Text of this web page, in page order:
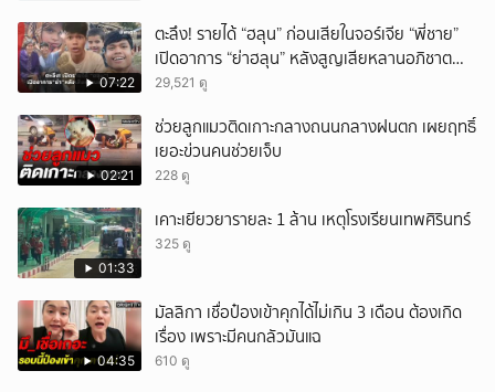
07:22
ตะลึง! รายได้ “ฮลุน” ก่อนเสียในจอร์เจีย “พี่ชาย”
เปิดอาการ “ย่าฮลุน” หลังสูญเสียหลานอภิชาต
บุตร!
29,521 ดู
02:21
ช่วยลูกแมวติดเกาะกลางถนนกลางฝนตก เผยฤทธิ์
เยอะข่วนคนช่วยเจ็บ
228 ดู
01:33
เคาะเยียวยารายละ 1 ล้าน เหตุโรงเรียนเทพศิรินทร์
325 ดู
04:35
มัลลิกา เชื่อป๋องเข้าคุกได้ไม่เกิน 3 เดือน ต้องเกิด
เรื่อง เพราะมีคนกลัวมันแฉ
610 ดู